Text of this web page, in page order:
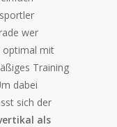
wer
optimal mit
Training
dabei
sich der
als